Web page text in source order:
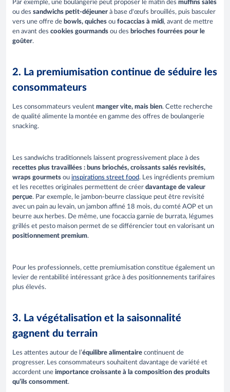
Par exemple, une boulangerie peut proposer le matin des muffins salés
ou des sandwichs petit-déjeuner à base d'œufs brouillés, puis basculer
vers une offre de bowls, quiches ou focaccias à midi, avant de mettre
en avant des cookies gourmands ou des brioches fourrées pour le
goûter.
2. La premiumisation continue de séduire les
consommateurs
Les consommateurs veulent manger vite, mais bien. Cette recherche
de qualité alimente la montée en gamme des offres de boulangerie
snacking.
Les sandwichs traditionnels laissent progressivement place à des
recettes plus travaillées : buns briochés, croissants salés revisités,
wraps gourmets ou inspirations street food. Les ingrédients premium
et les recettes originales permettent de créer davantage de valeur
perçue. Par exemple, le jambon-beurre classique peut être revisité
avec un pain au levain, un jambon affiné 18 mois, du comté AOP et un
beurre aux herbes. De même, une focaccia garnie de burrata, légumes
grillés et pesto maison permet de se différencier tout en valorisant un
positionnement premium.
Pour les professionnels, cette premiumisation constitue également un
levier de rentabilité intéressant grâce à des positionnements tarifaires
plus élevés.
3. La végétalisation et la saisonnalité
gagnent du terrain
Les attentes autour de l’équilibre alimentaire continuent de
progresser. Les consommateurs souhaitent davantage de variété et
accordent une importance croissante à la composition des produits
qu’ils consomment.